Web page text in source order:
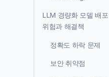
LLM 경량화 모델 배
위험과 해결책
정확도 하락 문제
보안 취약점